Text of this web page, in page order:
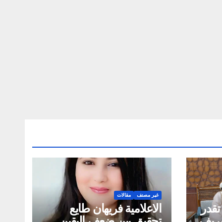
غير مصنف مقالات
الاعلامية فريهان طايع